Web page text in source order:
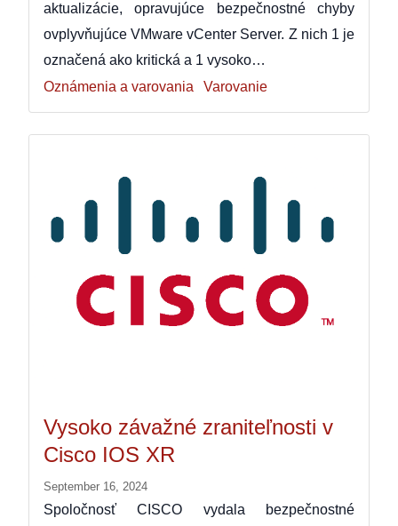
aktualizácie, opravujúce bezpečnostné chyby
ovplyvňujúce VMware vCenter Server. Z nich 1 je
označená ako kritická a 1 vysoko…
Oznámenia a varovania
Varovanie
Vysoko závažné zraniteľnosti v
Cisco IOS XR
September 16, 2024
Spoločnosť CISCO vydala bezpečnostné